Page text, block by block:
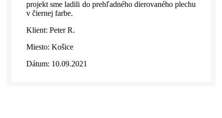
projekt sme ladili do prehľadného dierovaného plechu
v čiernej farbe.
Klient: Peter R.
Miesto: Košice
Dátum: 10.09.2021